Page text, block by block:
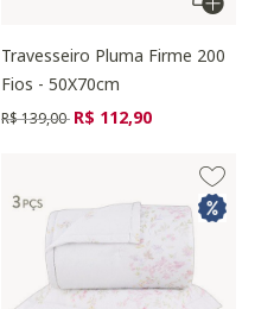
Travesseiro Pluma Firme 200
Fios - 50X70cm
Preço reduzido de
R$ 139,00 para
R$ 112,90